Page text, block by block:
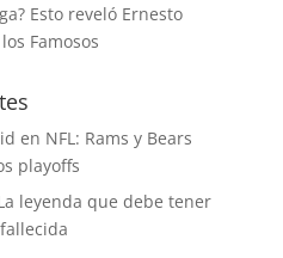
Esto reveló Ernesto
Famosos
en NFL: Rams y Bears
playoffs
leyenda que debe tener